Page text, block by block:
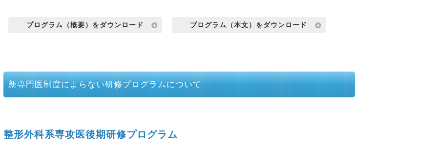
プログラム（概要）をダウンロード プログラム（本文）をダウンロード
新専門医制度によらない研修プログラムについて
整形外科系専攻医後期研修プログラム